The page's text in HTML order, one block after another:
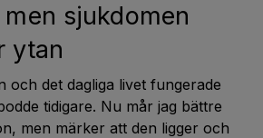
sjukdomen
ytan
och det dagliga livet fungerade
tidigare. Nu mår jag bättre
men märker att den ligger och